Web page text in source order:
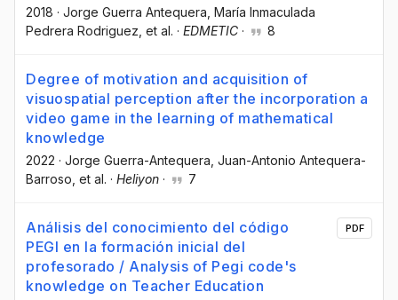
2018 · Jorge Guerra Antequera , María Inmaculada
Pedrera Rodriguez , et al. · EDMETIC · 8
Degree of motivation and acquisition of
visuospatial perception after the incorporation a
video game in the learning of mathematical
knowledge
2022 · Jorge Guerra-Antequera , Juan-Antonio Antequera-
Barroso , et al. · Heliyon · 7
Análisis del conocimiento del código
PEGI en la formación inicial del
profesorado / Analysis of Pegi code's
knowledge on Teacher Education
PDF